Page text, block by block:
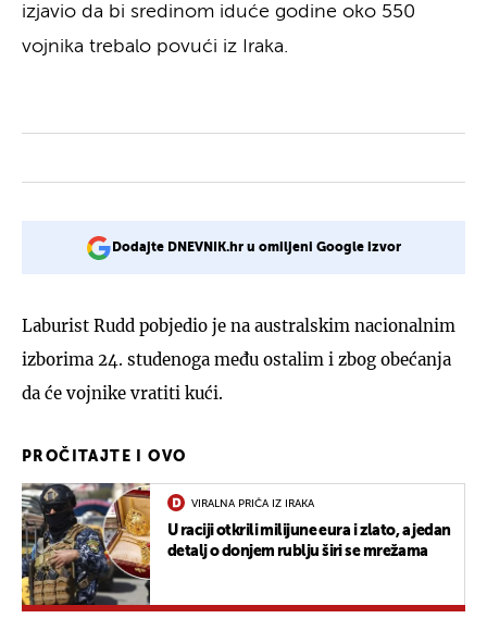
izjavio da bi sredinom iduće godine oko 550
vojnika trebalo povući iz Iraka.
Dodajte DNEVNIK.hr u omiljeni Google izvor
Laburist Rudd pobjedio je na australskim nacionalnim
izborima 24. studenoga među ostalim i zbog obećanja
da će vojnike vratiti kući.
PROČITAJTE I OVO
VIRALNA PRIČA IZ IRAKA
U raciji otkrili milijune eura i zlato, a jedan
detalj o donjem rublju širi se mrežama